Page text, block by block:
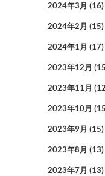
2024年3月 (16)
2024年2月 (15)
2024年1月 (17)
2023年12月
2023年11月
2023年10月
2023年9月 (15)
2023年8月 (13)
2023年7月 (13)